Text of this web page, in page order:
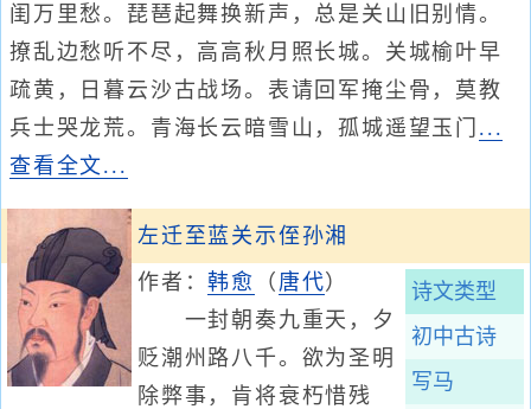
闺万里愁。琵琶起舞换新声，总是关山旧别情。
撩乱边愁听不尽，高高秋月照长城。关城榆叶早
疏黄，日暮云沙古战场。表请回军掩尘骨，莫教
兵士哭龙荒。青海长云暗雪山，孤城遥望玉门 ...
查看全文...
左迁至蓝关示侄孙湘
诗文类型
初中古诗
写马
作者：韩愈 （ 唐代）
一封朝奏九重天，夕
贬潮州路八千。欲为圣明
除弊事，肯将衰朽惜残